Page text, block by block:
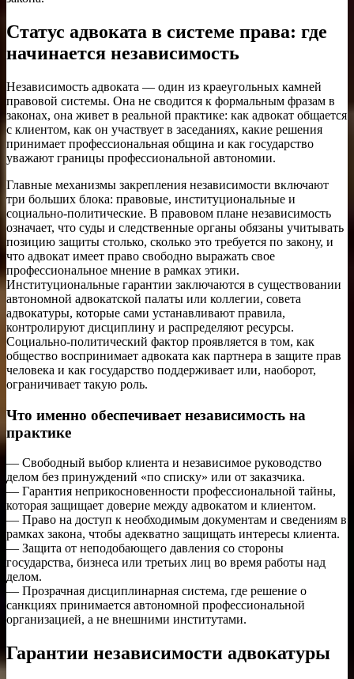
Статус адвоката в системе права: где
начинается независимость
Независимость адвоката — один из краеугольных камней
правовой системы. Она не сводится к формальным фразам в
законах, она живет в реальной практике: как адвокат общается
с клиентом, как он участвует в заседаниях, какие решения
принимает профессиональная община и как государство
уважают границы профессиональной автономии.
Главные механизмы закрепления независимости включают
три больших блока: правовые, институциональные и
социально-политические. В правовом плане независимость
означает, что суды и следственные органы обязаны учитывать
позицию защиты столько, сколько это требуется по закону, и
что адвокат имеет право свободно выражать свое
профессиональное мнение в рамках этики.
Институциональные гарантии заключаются в существовании
автономной адвокатской палаты или коллегии, совета
адвокатуры, которые сами устанавливают правила,
контролируют дисциплину и распределяют ресурсы.
Социально-политический фактор проявляется в том, как
общество воспринимает адвоката как партнера в защите прав
человека и как государство поддерживает или, наоборот,
ограничивает такую роль.
Что именно обеспечивает независимость на
практике
— Свободный выбор клиента и независимое руководство
делом без принуждений «по списку» или от заказчика.
— Гарантия неприкосновенности профессиональной тайны,
которая защищает доверие между адвокатом и клиентом.
— Право на доступ к необходимым документам и сведениям в
рамках закона, чтобы адекватно защищать интересы клиента.
— Защита от неподобающего давления со стороны
государства, бизнеса или третьих лиц во время работы над
делом.
— Прозрачная дисциплинарная система, где решение о
санкциях принимается автономной профессиональной
организацией, а не внешними институтами.
Гарантии независимости адвокатуры